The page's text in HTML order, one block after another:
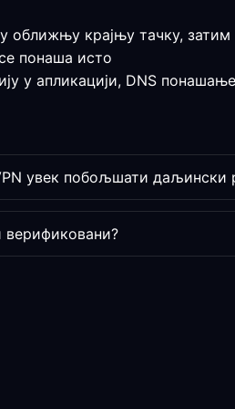
оближњу крајњу тачку,
понаша исто
у апликацији, DNS
увек побољшати даљински
верификовани?